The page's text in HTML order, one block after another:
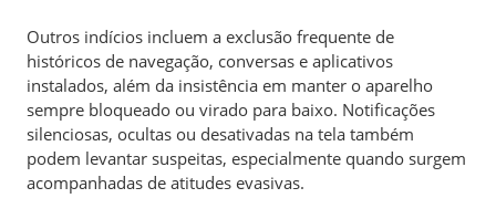
Outros indícios incluem a exclusão frequente de
históricos de navegação, conversas e aplicativos
instalados, além da insistência em manter o aparelho
sempre bloqueado ou virado para baixo. Notificações
silenciosas, ocultas ou desativadas na tela também
podem levantar suspeitas, especialmente quando surgem
acompanhadas de atitudes evasivas.